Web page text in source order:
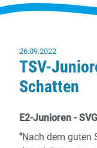
1920
26.09.2022
TSV-
Schatten
E2-Junioren -
"Nach dem guten